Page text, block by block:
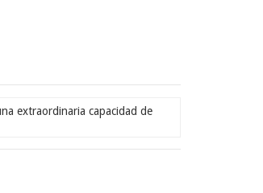
extraordinaria capacidad de